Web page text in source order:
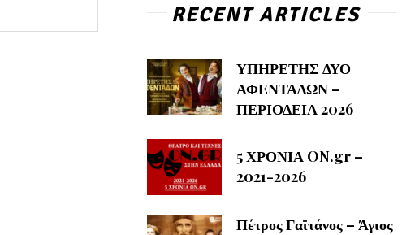
RECENT ARTICLES
ΥΠΗΡΕΤΗΣ ΔΥΟ
ΑΦΕΝΤΑΔΩΝ –
ΠΕΡΙΟΔΕΙΑ 2026
5 ΧΡΟΝΙΑ ON.gr –
2021-2026
Πέτρος Γαϊτάνος – Άγιος